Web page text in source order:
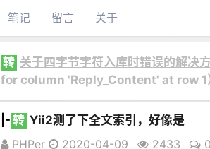
笔记 留言 关于
转 关于四字节字符入库时错误的解
for column 'Reply_Content' at row 1
|- 转 Yii2测了下全文索引，好像是
PHPer
2020-04-09 2433 0